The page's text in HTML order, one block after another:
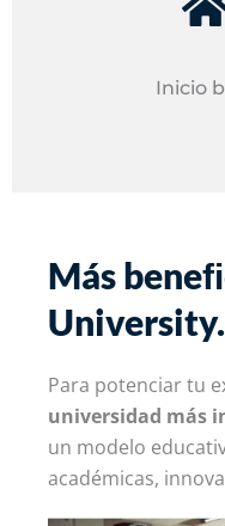
Inicio
Más
University.
Para potenciar tu
universidad más
un modelo
académicas,